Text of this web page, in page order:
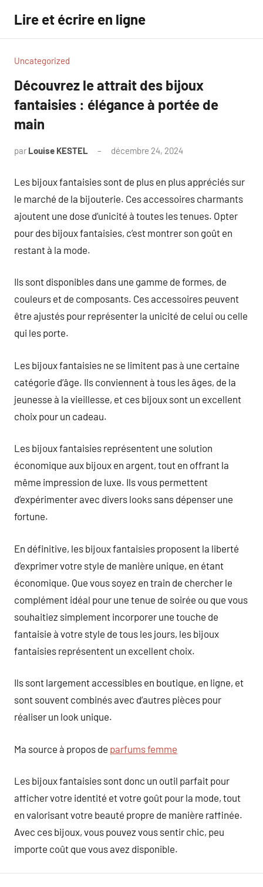
contenu
Lire et écrire en ligne
Uncategorized
Découvrez le attrait des bijoux
fantaisies : élégance à portée de
main
par Louise KESTEL décembre 24, 2024
Les bijoux fantaisies sont de plus en plus appréciés sur
le marché de la bijouterie. Ces accessoires charmants
ajoutent une dose d’unicité à toutes les tenues. Opter
pour des bijoux fantaisies, c’est montrer son goût en
restant à la mode.
Ils sont disponibles dans une gamme de formes, de
couleurs et de composants. Ces accessoires peuvent
être ajustés pour représenter la unicité de celui ou celle
qui les porte.
Les bijoux fantaisies ne se limitent pas à une certaine
catégorie d’âge. Ils conviennent à tous les âges, de la
jeunesse à la vieillesse, et ces bijoux sont un excellent
choix pour un cadeau.
Les bijoux fantaisies représentent une solution
économique aux bijoux en argent, tout en offrant la
même impression de luxe. Ils vous permettent
d’expérimenter avec divers looks sans dépenser une
fortune.
En définitive, les bijoux fantaisies proposent la liberté
d’exprimer votre style de manière unique, en étant
économique. Que vous soyez en train de chercher le
complément idéal pour une tenue de soirée ou que vous
souhaitiez simplement incorporer une touche de
fantaisie à votre style de tous les jours, les bijoux
fantaisies représentent un excellent choix.
Ils sont largement accessibles en boutique, en ligne, et
sont souvent combinés avec d’autres pièces pour
réaliser un look unique.
Ma source à propos de parfums femme
Les bijoux fantaisies sont donc un outil parfait pour
afficher votre identité et votre goût pour la mode, tout
en valorisant votre beauté propre de manière raffinée.
Avec ces bijoux, vous pouvez vous sentir chic, peu
importe coût que vous avez disponible.